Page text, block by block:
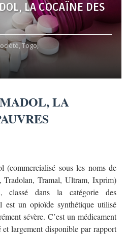
LA COCAÏNE DES
Togo,
LA
(commercialisé sous les noms de
Tramal, Ultram, Ixprim)
classé dans la catégorie des
est un opioïde synthétique utilisé
sévère. C’est un médicament
largement disponible par rapport